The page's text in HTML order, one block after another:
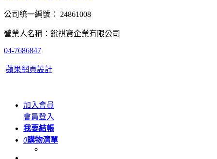
公司統一編號： 24861008
營業人名稱：銳祺寶企業有限公司
04-7686847
蘋果網頁設計
加入會員
會員登入
我要結帳
0購物清單